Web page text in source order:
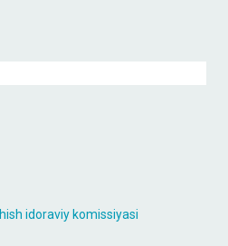
idoraviy komissiyasi